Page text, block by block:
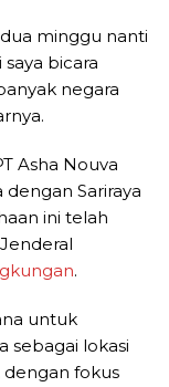
minggu nanti
bicara
negara
Asha Nouva
Sariraya
ini telah
.
untuk
sebagai lokasi
dengan fokus